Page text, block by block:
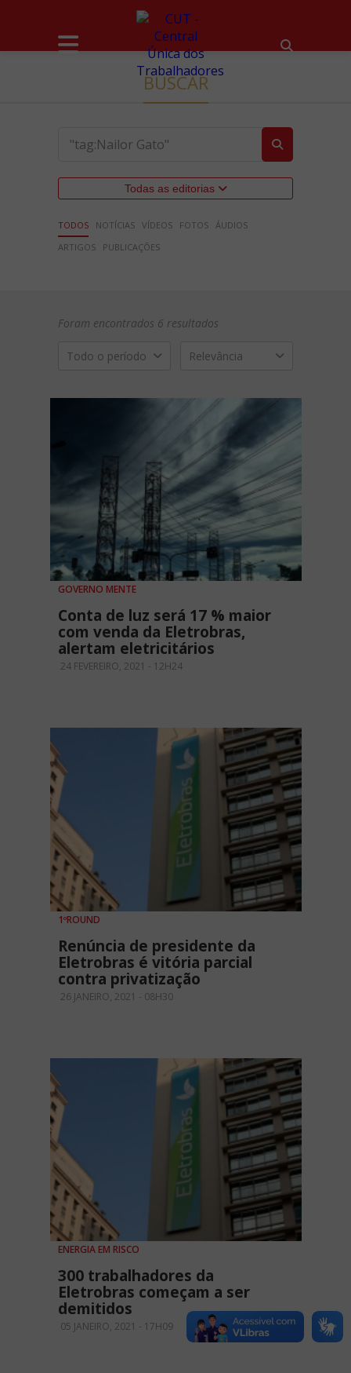
BUSCAR
Todas as editorias
TODOS NOTÍCIAS VÍDEOS FOTOS ÁUDIOS
ARTIGOS
PUBLICAÇÕES
Foram encontrados 6 resultados
Todo o período Relevância
GOVERNO MENTE
Conta de luz será 17 % maior
com venda da Eletrobras,
alertam eletricitários
24 FEVEREIRO, 2021 - 12H24
1ºROUND
Renúncia de presidente da
Eletrobras é vitória parcial
contra privatização
26 JANEIRO, 2021 - 08H30
ENERGIA EM RISCO
300 trabalhadores da
Eletrobras começam a ser
demitidos
05 JANEIRO, 2021 - 17H09